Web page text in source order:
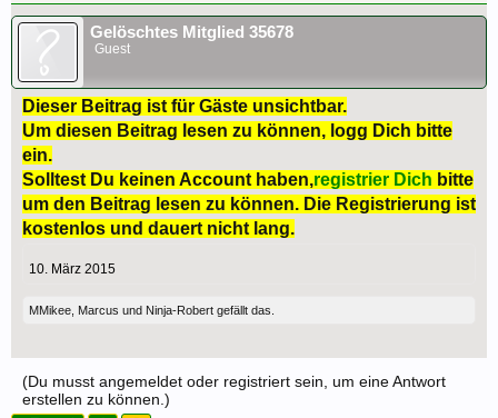
Gelöschtes Mitglied 35678
Guest
Dieser Beitrag ist für Gäste unsichtbar.
Um diesen Beitrag lesen zu können, logg Dich bitte
ein.
Solltest Du keinen Account haben,registrier Dich bitte
um den Beitrag lesen zu können. Die Registrierung ist
kostenlos und dauert nicht lang.
10. März 2015
MMikee Marcus und Ninja-Robert gefällt das.
(Du musst angemeldet oder registriert sein, um eine Antwort
erstellen zu können.)